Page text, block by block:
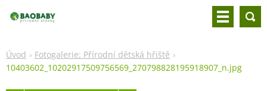
Úvod
Fotogalerie: Přírodní dětská hřiště
10403602_10202917509756569_270798828195918907_n.jpg